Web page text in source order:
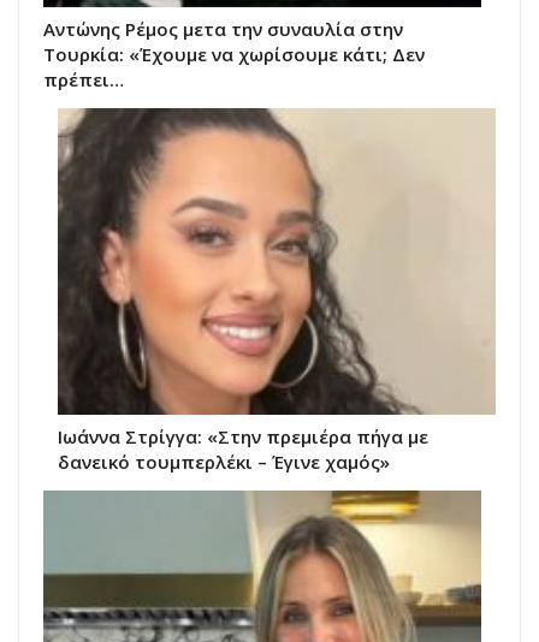
Αντώνης Ρέμος μετα την συναυλία στην
Τουρκία: «Έχουμε να χωρίσουμε κάτι; Δεν
πρέπει…
Ιωάννα Στρίγγα: «Στην πρεμιέρα πήγα με
δανεικό τουμπερλέκι – Έγινε χαμός»